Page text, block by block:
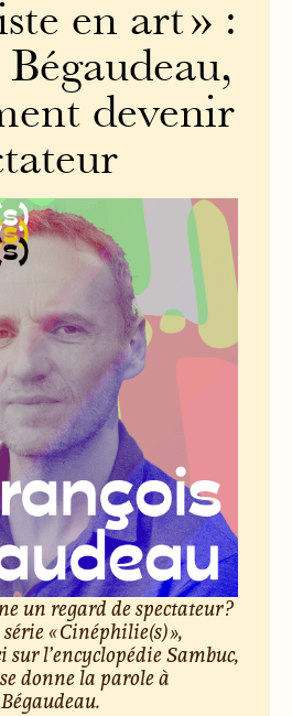
en art » :
devenir
un regard de spectateur ?
« Cinéphilie(s) »,
sur l’encyclopédie Sambuc,
donne la parole à